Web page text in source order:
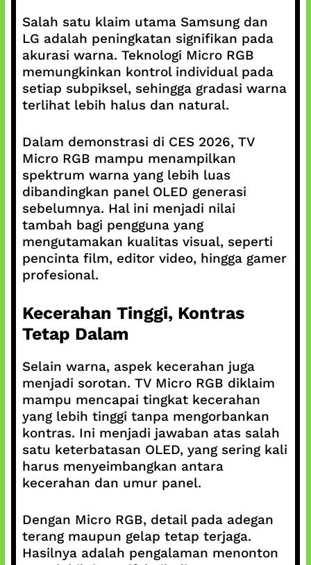
Salah satu klaim utama Samsung dan
LG adalah peningkatan signifikan pada
akurasi warna. Teknologi Micro RGB
memungkinkan kontrol individual pada
setiap subpiksel, sehingga gradasi warna
terlihat lebih halus dan natural.
Dalam demonstrasi di CES 2026, TV
Micro RGB mampu menampilkan
spektrum warna yang lebih luas
dibandingkan panel OLED generasi
sebelumnya. Hal ini menjadi nilai
tambah bagi pengguna yang
mengutamakan kualitas visual, seperti
pencinta film, editor video, hingga gamer
profesional.
Kecerahan Tinggi, Kontras
Tetap Dalam
Selain warna, aspek kecerahan juga
menjadi sorotan. TV Micro RGB diklaim
mampu mencapai tingkat kecerahan
yang lebih tinggi tanpa mengorbankan
kontras. Ini menjadi jawaban atas salah
satu keterbatasan OLED, yang sering kali
harus menyeimbangkan antara
kecerahan dan umur panel.
Dengan Micro RGB, detail pada adegan
terang maupun gelap tetap terjaga.
Hasilnya adalah pengalaman menonton